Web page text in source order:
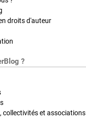
droits d'auteur
?
collectivités et associations